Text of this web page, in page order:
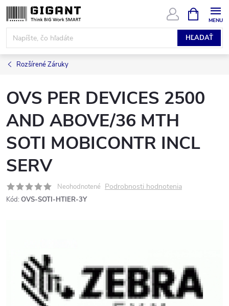
Prejsť
na
obsah
HĽADAŤ
KOŠÍK
Rozšírené Záruky
OVS PER DEVICES 2500
AND ABOVE/36 MTH
SOTI MOBICONTR INCL
SERV
Neohodnotené Podrobnosti hodnotenia
Kód: OVS-SOTI-HTIER-3Y